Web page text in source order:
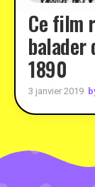
Ce film
balader
1890
3 janvier 2019